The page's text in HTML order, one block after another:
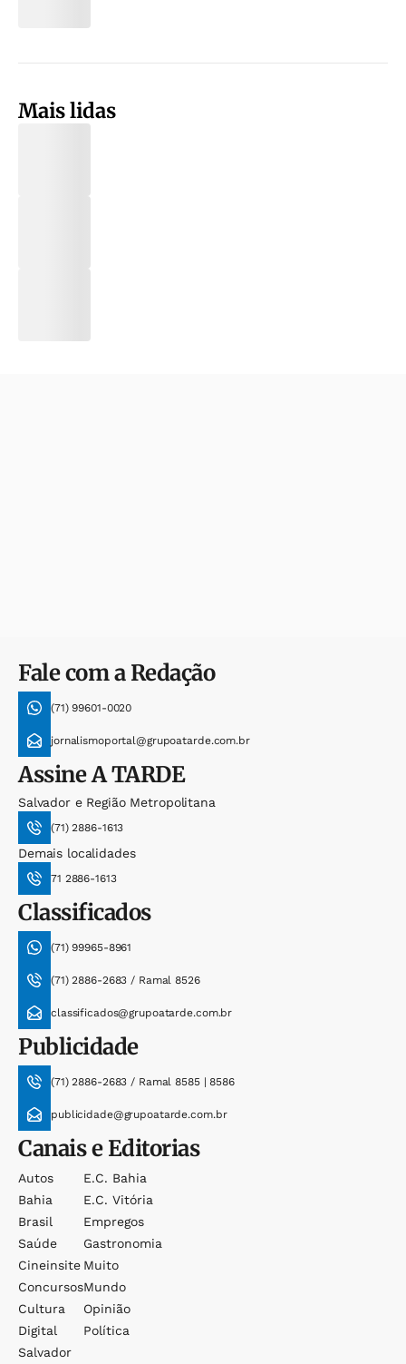
Mais lidas
Fale com a Redação
(71) 99601-0020
jornalismoportal@grupoatarde.com.br
AssineA TARDE
Salvador e Região Metropolitana
(71) 2886-1613
Demais localidades
71 2886-1613
Classificados
(71) 99965-8961
(71) 2886-2683 / Ramal 8526
classificados@grupoatarde.com.br
Publicidade
(71) 2886-2683 / Ramal 8585 | 8586
publicidade@grupoatarde.com.br
Canais e Editorias
Autos
Bahia
Brasil
Saúde
Cineinsite
Concursos
Cultura
Digital
Salvador
E.c. Bahia
E.c. Vitória
Empregos
Gastronomia
Muito
Mundo
Opinião
Política